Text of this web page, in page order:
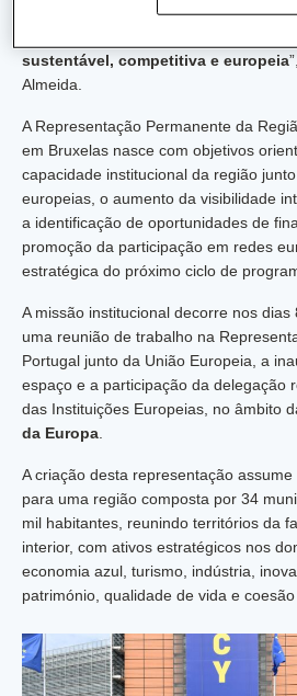
essencial para afirmar os territórios. E
sustentável, competitiva e europeia
Almeida.
A Representação Permanente da
em Bruxelas nasce com objetivos
capacidade institucional da região
europeias, o aumento da visibilidade
a identificação de oportunidades de
promoção da participação em redes
estratégica do próximo ciclo de
A missão institucional decorre nos
uma reunião de trabalho na
Portugal junto da União Europeia, a
espaço e a participação da delegação
das Instituições Europeias, no âmbito
da Europa
A criação desta representação
para uma região composta por 34
mil habitantes, reunindo territórios da
interior, com ativos estratégicos nos
economia azul, turismo, indústria,
património, qualidade de vida e coesão